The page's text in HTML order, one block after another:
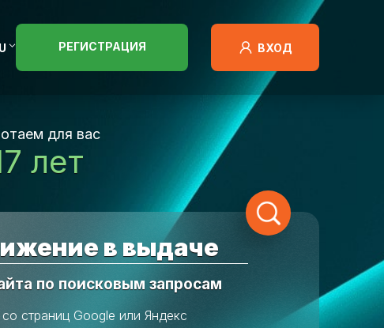
РЕГИСТРАЦИЯ ВХОД
для вас
лет
в выдаче
по поисковым запросам
страниц Google или Яндекс